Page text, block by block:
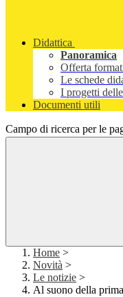
Didattica
Panoramica
Offerta
Le schede
I progetti
Documenti utili
Campo di ricerca per le
Home >
Novità >
Le notizie >
Al suono della